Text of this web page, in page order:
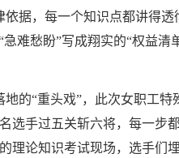
依据，每一个知识点都讲得
急难愁盼”写成翔实的“权益
地的“重头戏”，此次女职工
选手过五关斩六将，每一步
理论知识考试现场，选手